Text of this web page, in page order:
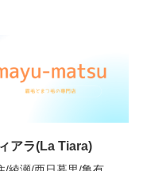
アラ(La Tiara)